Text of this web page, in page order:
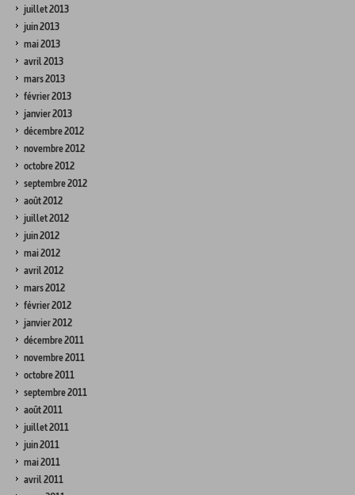
juillet 2013
juin 2013
mai 2013
avril 2013
mars 2013
février 2013
janvier 2013
décembre 2012
novembre 2012
octobre 2012
septembre 2012
août 2012
juillet 2012
juin 2012
mai 2012
avril 2012
mars 2012
février 2012
janvier 2012
décembre 2011
novembre 2011
octobre 2011
septembre 2011
août 2011
juillet 2011
juin 2011
mai 2011
avril 2011